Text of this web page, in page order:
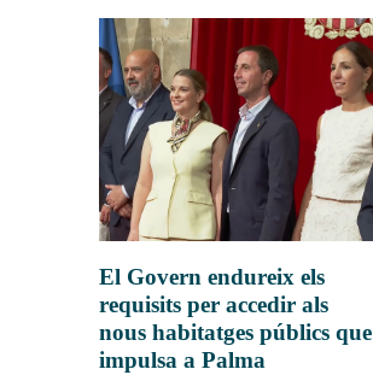
El Govern endureix els
requisits per accedir als
nous habitatges públics que
impulsa a Palma